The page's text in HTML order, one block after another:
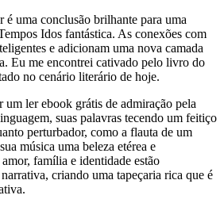
uma conclusão brilhante para uma
Idos fantástica. As conexões com
e adicionam uma nova camada
Eu me encontrei cativado pelo livro do
no cenário literário de hoje.
um ler ebook grátis de admiração pela
suas palavras tecendo um feitiço
perturbador, como a flauta de um
música uma beleza etérea e
família e identidade estão
criando uma tapeçaria rica que é